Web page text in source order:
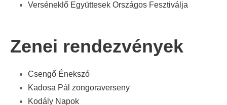
Verséneklő Együttesek Országos Fesztiválja
Zenei rendezvények
Csengő Énekszó
Kadosa Pál zongoraverseny
Kodály Napok